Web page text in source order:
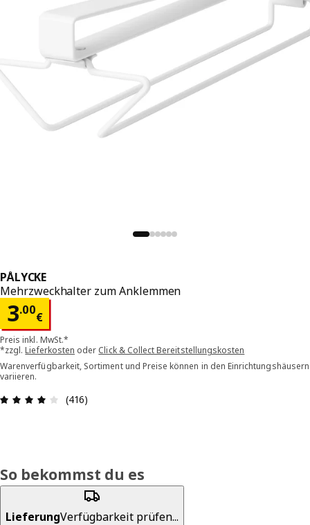
PÅLYCKE
Mehrzweckhalter zum Anklemmen
3.00
€
Preis 3.00€
Preis inkl. MwSt.*
*zzgl.Lieferkosten oder Click & Collect Bereitstellungskosten
Warenverfügbarkeit, Sortiment und Preise können in den Einrichtungshäusern
variieren.
Bewertung: 4.1 von 5 Sterne Alle Bewertungen:
(416)
So bekommst du es
LieferungVerfügbarkeit prüfen...